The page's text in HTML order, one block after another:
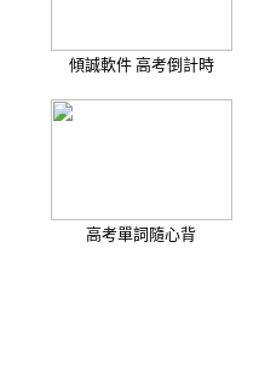
傾誠軟件 高考倒計時
高考單詞隨心背